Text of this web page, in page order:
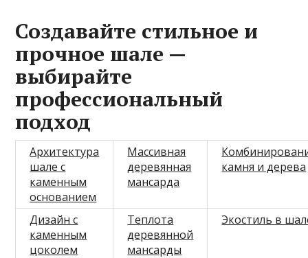
Создавайте стильное и
прочное шале —
выбирайте
профессиональный
подход
Архитектура
шале с
каменным
основанием
Массивная
деревянная
мансарда
камня и дерева
Дизайн с
каменным
цоколем
Теплота
деревянной
мансарды
Экостиль в